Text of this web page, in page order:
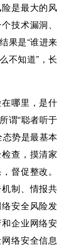
是最大的风
技术漏洞、
果是“谁进来
不知道”，长
哪里，是什
谓“聪者听于
势是最基本
查，摸清家
督促整改。
制、情报共
安全风险发
企业网络安
络安全信息